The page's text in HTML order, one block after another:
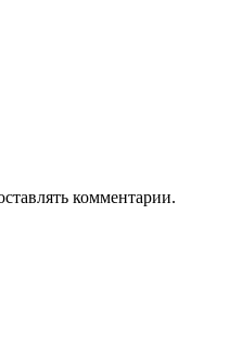
комментарии.